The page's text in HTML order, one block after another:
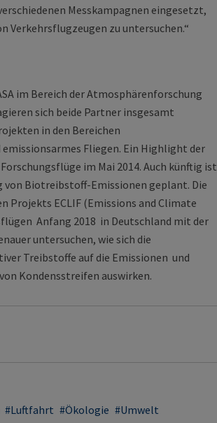
Messkampagnen eingesetzt,
Verkehrsflugzeugen zu untersuchen.“
im Bereich der Atmosphärenforschung
sich beide Partner insgesamt
in den Bereichen
Fliegen. Ein Highlight der
im Mai 2014. Auch künftig ist
von Biotreibstoff-Emissionen geplant. Die
Projekts ECLIF (Emissions and Climate
Anfang 2018 in Deutschland mit der
untersuchen, wie sich die
Treibstoffe auf die Emissionen und
Kondensstreifen auswirken.
Luftfahrt Ökologie Umwelt